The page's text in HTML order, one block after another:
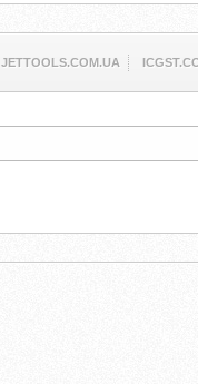
JETTOOLS.COM.UA